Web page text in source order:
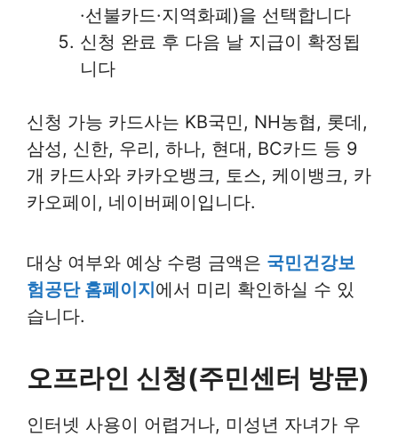
·선불카드·지역화폐)을 선택합니다
신청 완료 후 다음 날 지급이 확정됩
니다
신청 가능 카드사는 KB국민, NH농협, 롯데,
삼성, 신한, 우리, 하나, 현대, BC카드 등 9
개 카드사와 카카오뱅크, 토스, 케이뱅크, 카
카오페이, 네이버페이입니다.
대상 여부와 예상 수령 금액은 국민건강보
험공단 홈페이지에서 미리 확인하실 수 있
습니다.
오프라인 신청(주민센터 방문)
인터넷 사용이 어렵거나, 미성년 자녀가 우